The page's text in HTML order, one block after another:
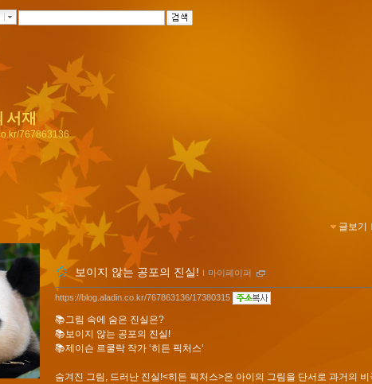
서재
767863136
글보기 ｌ
보이지 않는 공포의 진실! ｌ 마이페이퍼
https://blog.aladin.co.kr/767863136/17380315
📚그림 속에 숨은 진실은?
📚보이지 않는 공포의 진실!
📚제이슨 르쿨락 작가 ‘히든 픽처스‘
숨겨진 그림, 드러난 진실!<히든 픽처스>은 아이의 그림을 단서로 과거의